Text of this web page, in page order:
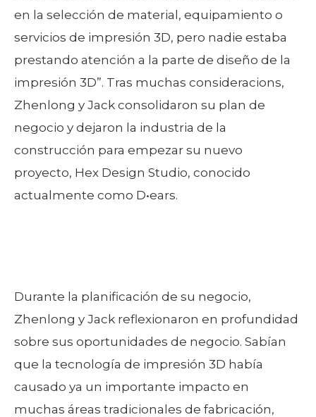
en la selección de material, equipamiento o
servicios de impresión 3D, pero nadie estaba
prestando atención a la parte de diseño de la
impresión 3D”. Tras muchas consideracions,
Zhenlong y Jack consolidaron su plan de
negocio y dejaron la industria de la
construcción para empezar su nuevo
proyecto, Hex Design Studio, conocido
actualmente como D•ears.
Durante la planificación de su negocio,
Zhenlong y Jack reflexionaron en profundidad
sobre sus oportunidades de negocio. Sabían
que la tecnología de impresión 3D había
causado ya un importante impacto en
muchas áreas tradicionales de fabricación,